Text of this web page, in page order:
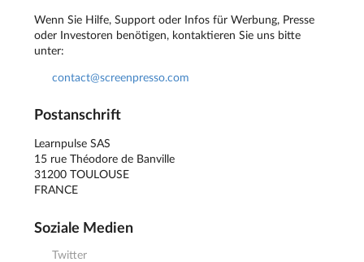
Wenn Sie Hilfe, Support oder Infos für Werbung, Presse
oder Investoren benötigen, kontaktieren Sie uns bitte
unter:
contact@screenpresso.com
Postanschrift
Learnpulse SAS
15 rue Théodore de Banville
31200 TOULOUSE
FRANCE
Soziale Medien
Twitter